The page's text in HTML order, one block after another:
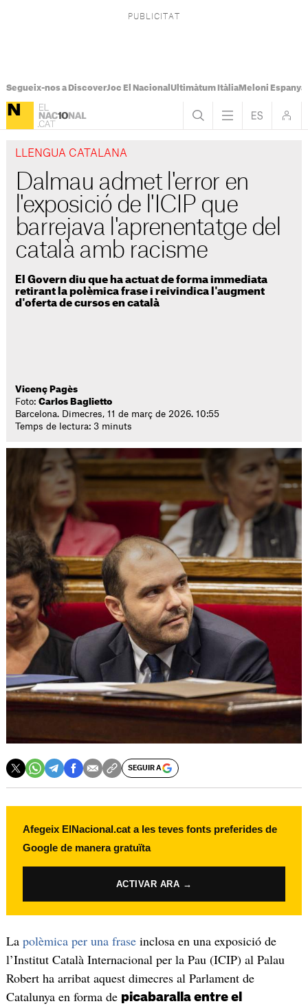
Segueix-nos a DiscoverJoc El Nacional Ultimàtum ItàliaMeloni Espanya
LLENGUA CATALANA
Dalmau admet l'error en
l'exposició de l'ICIP que
barrejava l'aprenentatge del
català amb racisme
El Govern diu que ha actuat de forma immediata
retirant la polèmica frase i reivindica l'augment
d'oferta de cursos en català
Vicenç Pagès
Foto:Carlos Baglietto
Barcelona. Dimecres, 11 de març de 2026. 10:55
Temps de lectura: 3 minuts
SEGUIR A
Afegeix ElNacional.cat a les teves fonts preferides de
Google de manera gratuïta
ACTIVAR ARA →
La polèmica per una fraseinclosa en una exposició de
l’Institut Català Internacional per la Pau (ICIP) al Palau
Robert ha arribat aquest dimecres al Parlament de
Catalunya en forma de picabaralla entre el